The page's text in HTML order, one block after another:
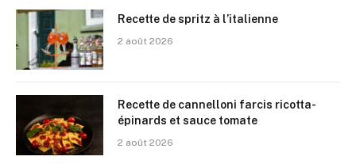
Recette de spritz à l’italienne
2 août 2026
Recette de cannelloni farcis ricotta-
épinards et sauce tomate
2 août 2026